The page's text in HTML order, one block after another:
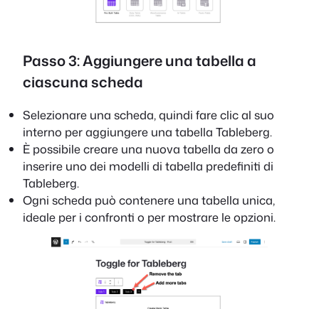
Passo 3: Aggiungere una tabella a
ciascuna scheda
Selezionare una scheda, quindi fare clic al suo
interno per aggiungere una tabella Tableberg.
È possibile creare una nuova tabella da zero o
inserire uno dei modelli di tabella predefiniti di
Tableberg.
Ogni scheda può contenere una tabella unica,
ideale per i confronti o per mostrare le opzioni.